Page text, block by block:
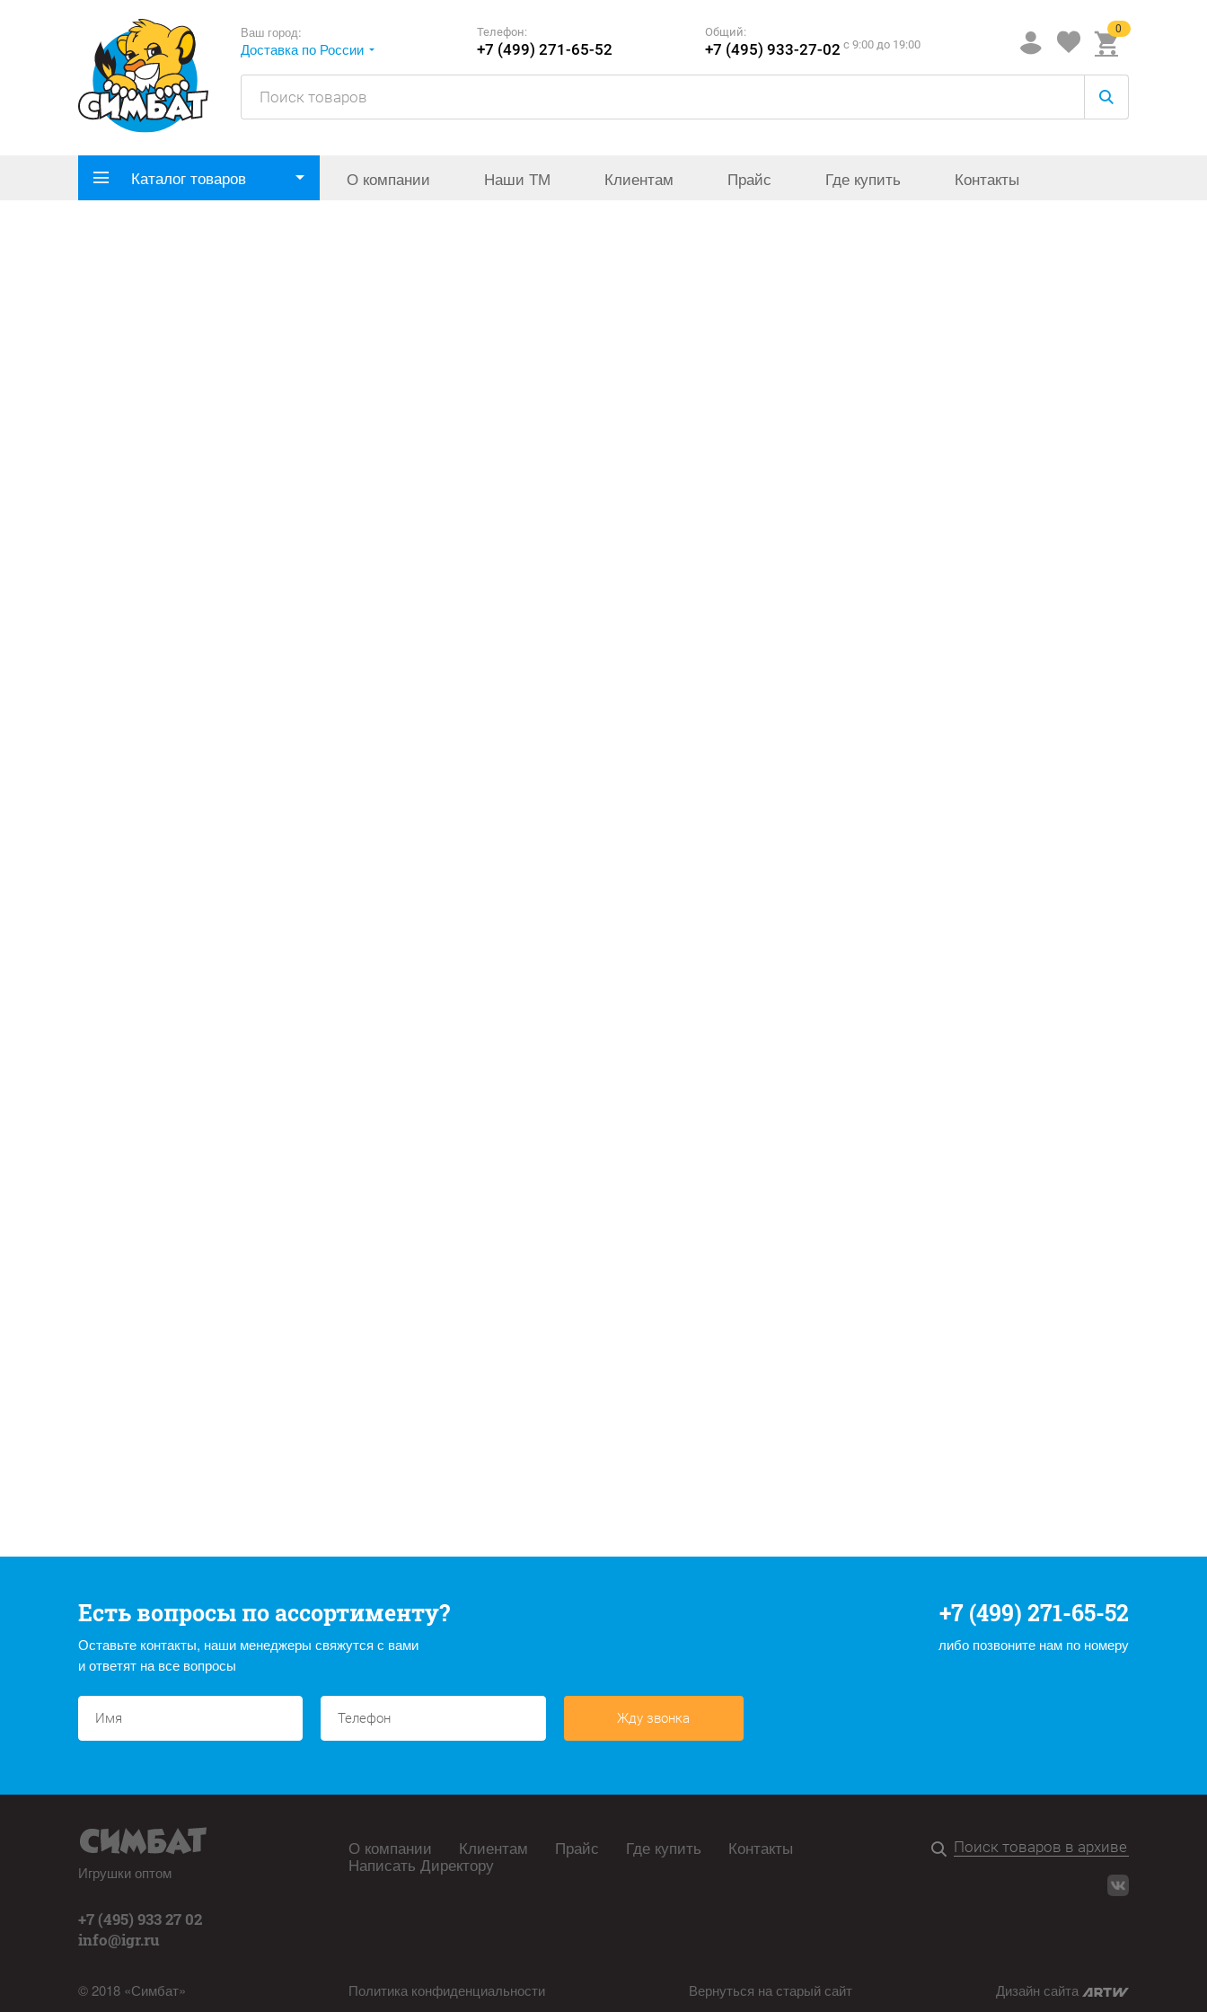
Ваш город:
Доставка по России
Телефон:
+7 (499) 271-65-52
Общий:
+7 (495) 933-27-02 c 9:00 до 19:00
0
Каталог товаров О компании Наши ТМ Клиентам Прайс Где купить Контакты
Есть вопросы по ассортименту?
Оставьте контакты, наши менеджеры свяжутся с вами
и ответят на все вопросы
+7 (499) 271-65-52
либо позвоните нам по номеру
Жду звонка
Игрушки оптом
+7 (495) 933 27 02
info@igr.ru
© 2018 «Симбат»
О компании Клиентам Прайс Где купить Контакты
Написать Директору
Политика конфиденциальности Вернуться на старый сайт Дизайн сайта